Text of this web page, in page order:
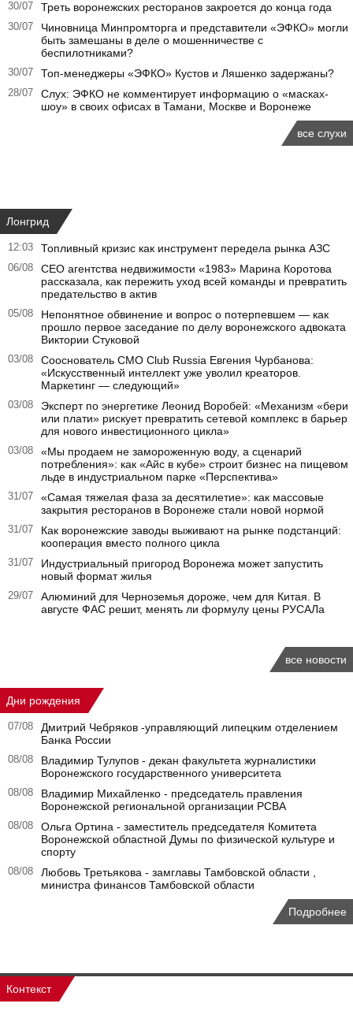
30/07 Треть воронежских ресторанов закроется до конца года
30/07
Чиновница Минпромторга и представители «ЭФКО» могли
быть замешаны в деле о мошенничестве с
беспилотниками?
30/07 Топ-менеджеры «ЭФКО» Кустов и Ляшенко задержаны?
28/07
Слух: ЭФКО не комментирует информацию о «масках-
шоу» в своих офисах в Тамани, Москве и Воронеже
все слухи
Лонгрид
12:03 Топливный кризис как инструмент передела рынка АЗС
06/08
CEO агентства недвижимости «1983» Марина Коротова
рассказала, как пережить уход всей команды и превратить
предательство в актив
05/08
Непонятное обвинение и вопрос о потерпевшем — как
прошло первое заседание по делу воронежского адвоката
Виктории Стуковой
03/08
Сооснователь CMO Club Russia Евгения Чурбанова:
«Искусственный интеллект уже уволил креаторов.
Маркетинг — следующий»
03/08
Эксперт по энергетике Леонид Воробей: «Механизм «бери
или плати» рискует превратить сетевой комплекс в барьер
для нового инвестиционного цикла»
03/08
«Мы продаем не замороженную воду, а сценарий
потребления»: как «Айс в кубе» строит бизнес на пищевом
льде в индустриальном парке «Перспектива»
31/07
«Самая тяжелая фаза за десятилетие»: как массовые
закрытия ресторанов в Воронеже стали новой нормой
31/07
Как воронежские заводы выживают на рынке подстанций:
кооперация вместо полного цикла
31/07
Индустриальный пригород Воронежа может запустить
новый формат жилья
29/07
Алюминий для Черноземья дороже, чем для Китая. В
августе ФАС решит, менять ли формулу цены РУСАЛа
все новости
Дни рождения
07/08
Дмитрий Чебряков -управляющий липецким отделением
Банка России
08/08
Владимир Тулупов - декан факультета журналистики
Воронежского государственного университета
08/08
Владимир Михайленко - председатель правления
Воронежской региональной организации РСВА
08/08
Ольга Ортина - заместитель председателя Комитета
Воронежской областной Думы по физической культуре и
спорту
08/08
Любовь Третьякова - замглавы Тамбовской области ,
министра финансов Тамбовской области
Подробнее
Контекст